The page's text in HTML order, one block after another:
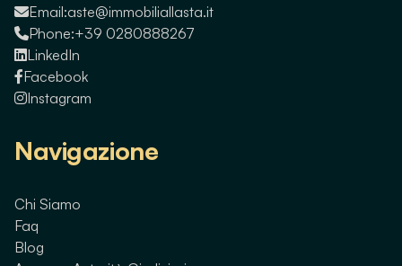
Email:aste@immobiliallasta.it
Phone:+39 0280888267
LinkedIn
Facebook
Instagram
Navigazione
Chi Siamo
Faq
Blog